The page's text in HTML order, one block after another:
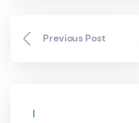
Previous Post